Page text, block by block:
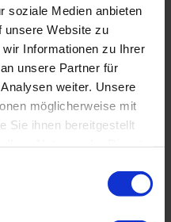
soziale Medien anbieten
unsere Website zu
Informationen zu Ihrer
unsere Partner für
weiter. Unsere
möglicherweise mit
Sie ihnen bereitgestellt